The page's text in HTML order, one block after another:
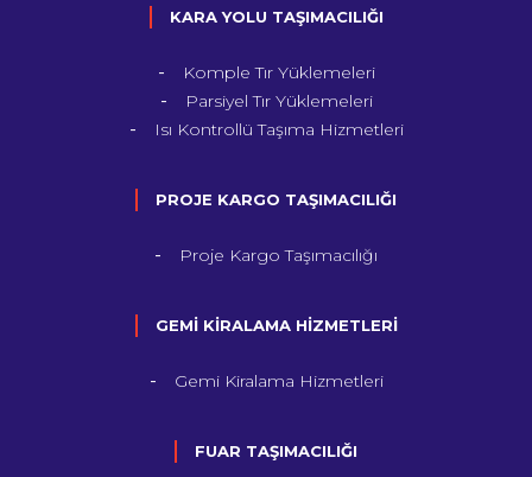
KARA YOLU TAŞIMACILIĞI
Komple Tır Yüklemeleri
Parsiyel Tır Yüklemeleri
Isı Kontrollü Taşıma Hizmetleri
PROJE KARGO TAŞIMACILIĞI
Proje Kargo Taşımacılığı
GEMİ KİRALAMA HİZMETLERİ
Gemi Kiralama Hizmetleri
FUAR TAŞIMACILIĞI